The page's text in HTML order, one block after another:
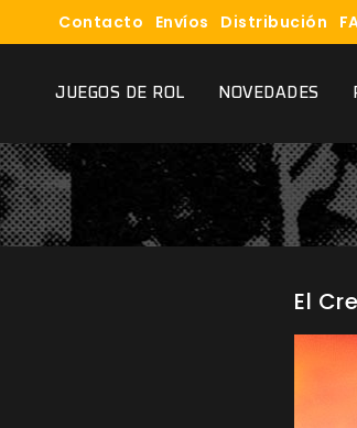
Contacto Envíos Distribución
JUEGOS DE ROL NOVEDADES
El